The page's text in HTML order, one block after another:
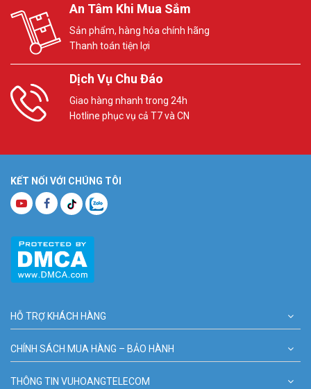
An Tâm Khi Mua Sắm
Sản phẩm, hàng hóa chính hãng
Thanh toán tiện lợi
Dịch Vụ Chu Đáo
Giao hàng nhanh trong 24h
Hotline phục vụ cả T7 và CN
KẾT NỐI VỚI CHÚNG TÔI
HỖ TRỢ KHÁCH HÀNG
CHÍNH SÁCH MUA HÀNG – BẢO HÀNH
THÔNG TIN VUHOANGTELECOM